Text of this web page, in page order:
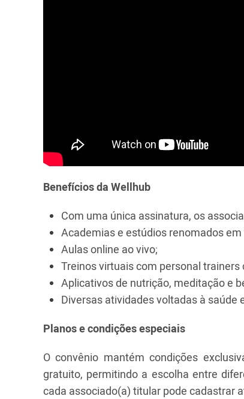
Benefícios da Wellhub
Com uma única assinatura, os
Academias e estúdios renomados em
Aulas online ao vivo;
Treinos virtuais com personal trainers
Aplicativos de nutrição, meditação e
Diversas atividades voltadas à saúde
Planos e condições especiais
O convênio mantém condições
gratuito, permitindo a escolha entre
cada associado(a) titular pode cadastrar